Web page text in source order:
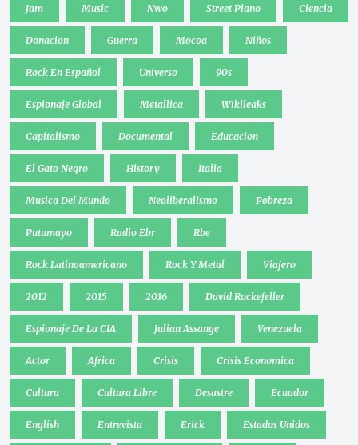
Jam Music Nwo Street Piano Ciencia
Donacion Guerra Mocoa Niños
Rock En Español Universo 90s
Espionaje Global Metallica Wikileaks
Capitalismo Documental Educacion
El Gato Negro History Italia
Musica Del Mundo Neoliberalismo Pobreza
Putumayo Radio Ebr Rbe
Rock Latinoamericano Rock Y Metal Viajero
2012 2015 2016 David Rockefeller
Espionaje De La CIA Julian Assange Venezuela
Actor Africa Crisis Crisis Economica
Cultura Cultura Libre Desastre Ecuador
English Entrevista Erick Estados Unidos